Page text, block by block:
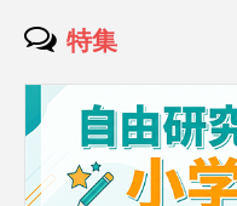
特集